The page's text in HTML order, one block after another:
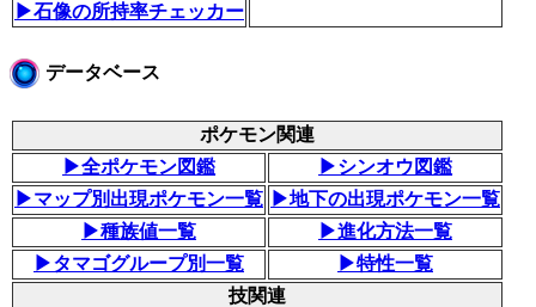
▶石像の所持率チェッカー
データベース
ポケモン関連
▶全ポケモン図鑑
▶シンオウ図鑑
▶マップ別出現ポケモン一覧
▶地下の出現ポケモン一覧
▶種族値一覧
▶進化方法一覧
▶タマゴグループ別一覧
▶特性一覧
技関連